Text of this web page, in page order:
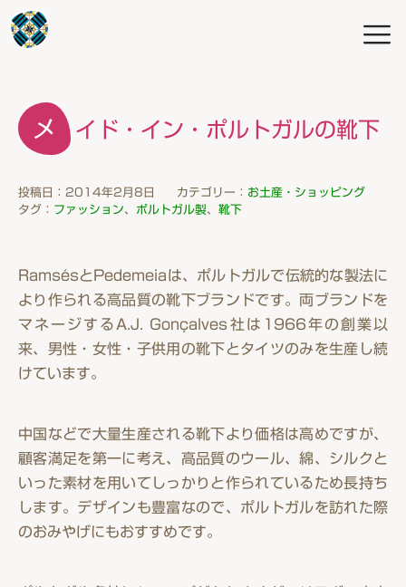
メイド・イン・ポルトガルの靴下
投稿日：2014年2月8日 カテゴリー： お土産・ショッピング
タグ： ファッション、 ポルトガル製、 靴下
RamsésとPedemeiaは、ポルトガルで伝統的な製法に
より作られる高品質の靴下ブランドです。両ブランドを
マネージするA.J. Gonçalves社は1966年の創業以
来、男性・女性・子供用の靴下とタイツのみを生産し続
けています。
中国などで大量生産される靴下より価格は高めですが、
顧客満足を第一に考え、高品質のウール、綿、シルクと
いった素材を用いてしっかりと作られているため長持ち
します。デザインも豊富なので、ポルトガルを訪れた際
のおみやげにもおすすめです。